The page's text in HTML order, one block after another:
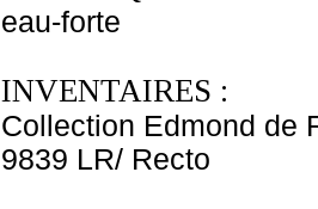
eau-forte
INVENTAIRES :
Collection Edmond de
9839 LR/ Recto